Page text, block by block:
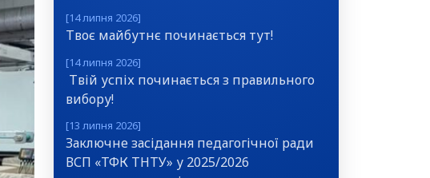
[14 липня 2026]
Твоє майбутнє починається тут!
[14 липня 2026]
Твій успіх починається з правильного
вибору!
[13 липня 2026]
Заключне засідання педагогічної ради
ВСП «ТФК ТНТУ» у 2025/2026